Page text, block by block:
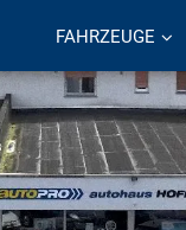
FAHRZEUGE